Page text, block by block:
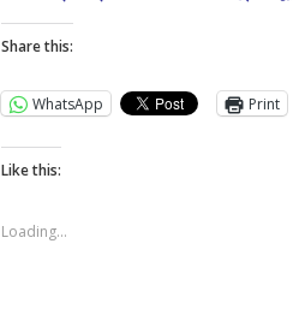
Share this:
WhatsApp Print
Like this:
Loading...